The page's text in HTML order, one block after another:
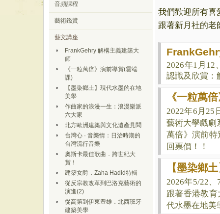
音頻課程
藝術鑑賞
藝文講座
FrankGehry 解構主義建築大
師
《一粒萬倍》演前導賞(雲端
課)
【墨染鄉土】現代水墨的在地
美學
作曲家的浪漫一生：浪漫樂派
六大家
北方歐洲建築與文化遺產見聞
台灣心 · 音樂情：日治時期的
台灣流行音樂
奧斯卡最佳歌曲．跨世紀大
賞！
建築女爵．Zaha Hadid特輯
從反宗教改革到巴洛克藝術的
演進(2)
從高第到伊東豊雄．北西班牙
建築美學
我們歡迎所有喜
跟著新月社的老
2026年1月12
認識及欣賞：
《一粒萬
2022年6月25
藝術大學戲劇
萬倍》演前
回票價！！
【墨染鄉
2026年5/22
跟著香港教育
代水墨在地美